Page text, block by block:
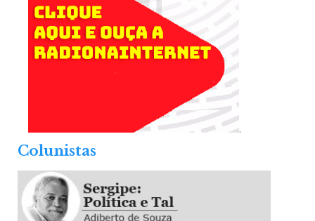
.
Colunistas